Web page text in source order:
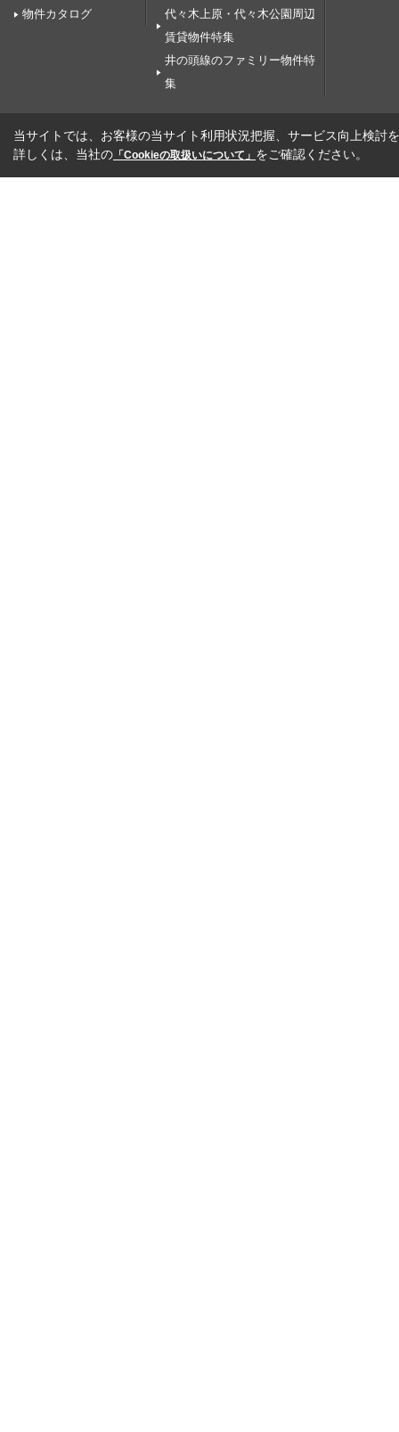
物件カタログ
代々木上原・代々木公園周辺
賃貸物件特集
井の頭線のファミリー物件特
集
当サイトでは、お客様の当サイト利用状況把握、サービス向上検討
詳しくは、当社の 「Cookieの取扱いについて」 をご確認ください。